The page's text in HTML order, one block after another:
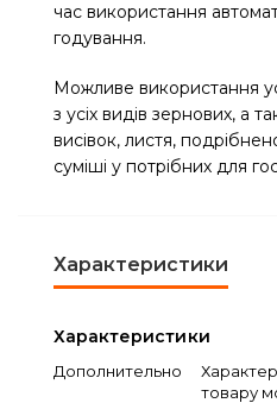
час використання
годування.
Можливе використання
з усіх видів зернових, а
висівок, листя,
суміші у потрібних для
Характеристики
Характеристики
Дополнительно
товару